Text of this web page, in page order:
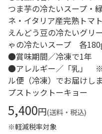
つま芋の冷たいスープ・
ネ・イタリア産完熟トマ
えんどう豆の冷たいグリ
ゃの冷たいスープ 各
●賞味期間／冷凍で1年
●アレルギー／「乳」 ※
ル便（冷凍）でお届けし
プストックトーキョー
5,400円(送料・税込)
※軽減税率対象